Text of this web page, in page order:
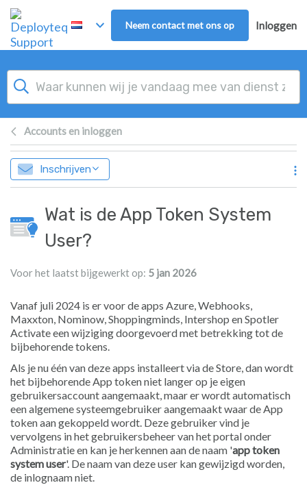
Overslaan naar hoofdinhoud
Neem contact met ons op Inloggen
Accounts en inloggen
Inschrijven
Wat is de App Token System
User?
Voor het laatst bijgewerkt op: 5 jan 2026
Vanaf juli 2024 is er voor de apps Azure, Webhooks,
Maxxton, Nominow, Shoppingminds, Intershop en Spotler
Activate een wijziging doorgevoerd met betrekking tot de
bijbehorende tokens.
Als je nu één van deze apps installeert via de Store, dan wordt
het bijbehorende App token niet langer op je eigen
gebruikersaccount aangemaakt, maar er wordt automatisch
een algemene systeemgebruiker aangemaakt waar de App
token aan gekoppeld wordt. Deze gebruiker vind je
vervolgens in het gebruikersbeheer van het portal onder
Administratie en kan je herkennen aan de naam 'app token
system user'. De naam van deze user kan gewijzigd worden,
de inlognaam niet.